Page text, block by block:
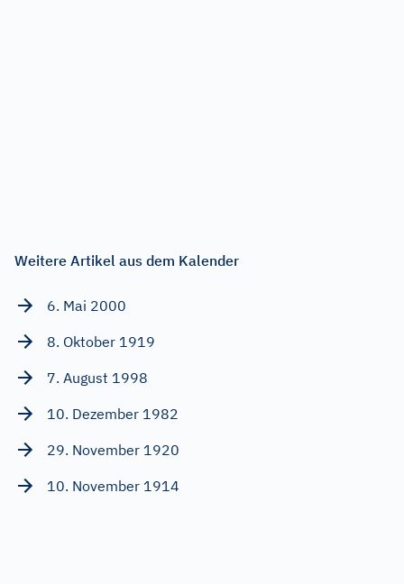
Weitere Artikel aus dem Kalender
6. Mai 2000
8. Oktober 1919
7. August 1998
10. Dezember 1982
29. November 1920
10. November 1914